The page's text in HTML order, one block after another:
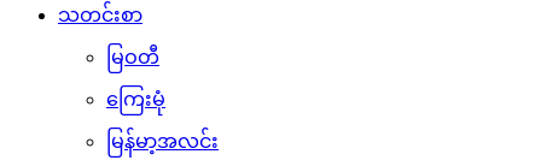
သတင်းစာ
မြဝတီ
ကြေးမုံ
မြန်မာ့အလင်း